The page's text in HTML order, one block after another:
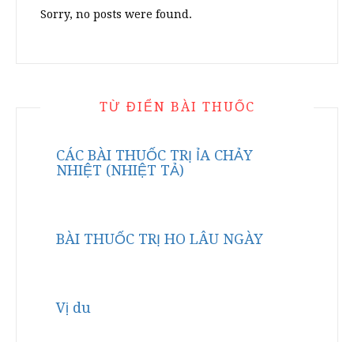
Sorry, no posts were found.
TỪ ĐIỂN BÀI THUỐC
CÁC BÀI THUỐC TRỊ ỈA CHẢY
NHIỆT (NHIỆT TẢ)
BÀI THUỐC TRỊ HO LÂU NGÀY
Vị du